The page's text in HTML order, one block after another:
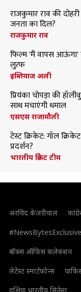
राजकुमार राव की
जनता का दिल?
राजकुमार राव
फिल्म 'मैं वापस आऊंगा'
लुत्फ
इम्तियाज अली
प्रियंका चोपड़ा की
साथ मचाएंगी धमाल
एसएस राजामौली
टेस्ट क्रिकेट: गॉल
प्रदर्शन?
भारतीय क्रिकेट टीम
अरविंद केजरीवाल
#NewsBytesExclusive
बॉक्स ऑफिस कलेक्शन
लेटेस्ट स्मार्टफोन्स